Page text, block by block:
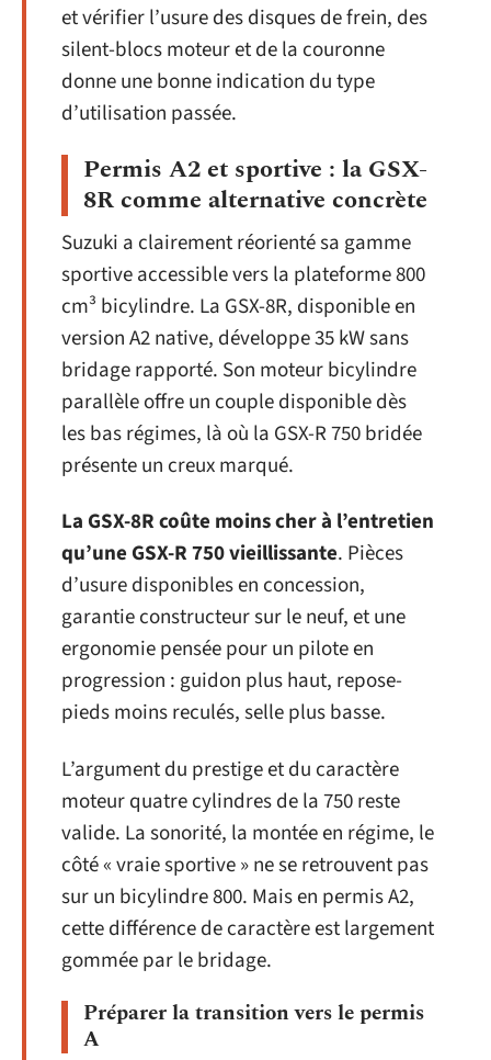
et vérifier l’usure des disques de frein, des
silent-blocs moteur et de la couronne
donne une bonne indication du type
d’utilisation passée.
Permis A2 et sportive : la GSX-
8R comme alternative concrète
Suzuki a clairement réorienté sa gamme
sportive accessible vers la plateforme 800
cm³ bicylindre. La GSX-8R, disponible en
version A2 native, développe 35 kW sans
bridage rapporté. Son moteur bicylindre
parallèle offre un couple disponible dès
les bas régimes, là où la GSX-R 750 bridée
présente un creux marqué.
La GSX-8R coûte moins cher à l’entretien
qu’une GSX-R 750 vieillissante. Pièces
d’usure disponibles en concession,
garantie constructeur sur le neuf, et une
ergonomie pensée pour un pilote en
progression : guidon plus haut, repose-
pieds moins reculés, selle plus basse.
L’argument du prestige et du caractère
moteur quatre cylindres de la 750 reste
valide. La sonorité, la montée en régime, le
côté « vraie sportive » ne se retrouvent pas
sur un bicylindre 800. Mais en permis A2,
cette différence de caractère est largement
gommée par le bridage.
Préparer la transition vers le permis
A